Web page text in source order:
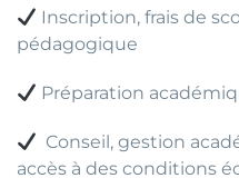
Inscription, frais de
pédagogique
Préparation
Conseil, gestion
accès à des conditions